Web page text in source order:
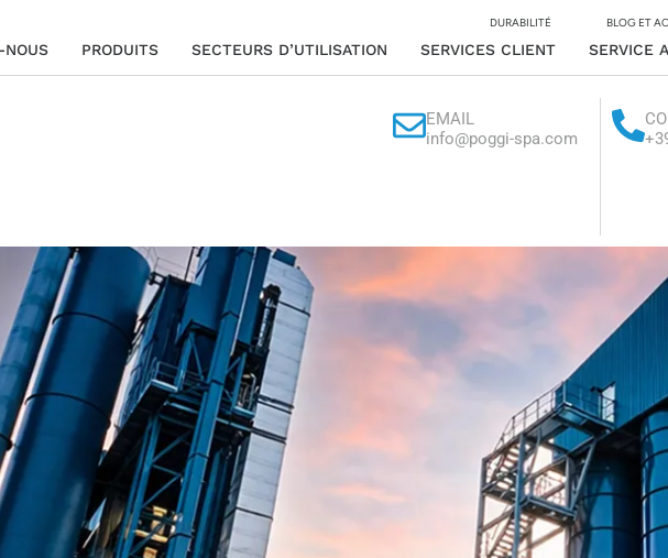
DURABILITÉ BLOG ET
NOUS PRODUITS SECTEURS D’UTILISATION SERVICES CLIENT SERVICE
EMAIL
info@poggi-spa.com